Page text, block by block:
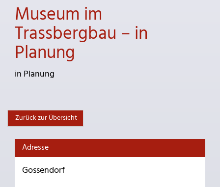
Museum im
Trassbergbau – in
Planung
in Planung
Zurück zur Übersicht
Adresse
Gossendorf